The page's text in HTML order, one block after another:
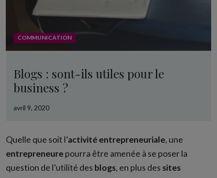
COMMUNICATION
Blogs : sont-ils utiles pour le
business ?
avril 9, 2020
Quelle que soit l’activitéentrepreneuriale, une
entrepreneurepourra être amenée à se poser la
question de l’utilité des blogs, en plus des sites